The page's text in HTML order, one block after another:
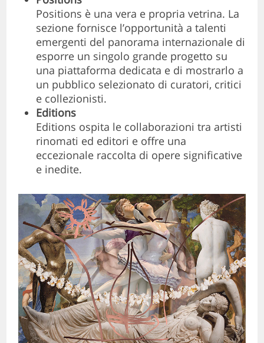
Positions è una vera e propria vetrina. La
sezione fornisce l’opportunità a talenti
emergenti del panorama internazionale di
esporre un singolo grande progetto su
una piattaforma dedicata e di mostrarlo a
un pubblico selezionato di curatori, critici
e collezionisti.
Editions
Editions ospita le collaborazioni tra artisti
rinomati ed editori e offre una
eccezionale raccolta di opere significative
e inedite.